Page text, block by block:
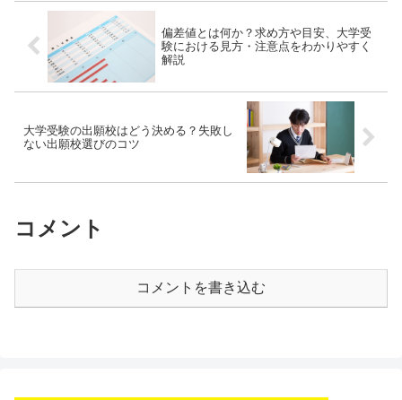
偏差値とは何か？求め方や目安、大学受
験における見方・注意点をわかりやすく
解説
大学受験の出願校はどう決める？失敗し
ない出願校選びのコツ
コメント
コメントを書き込む